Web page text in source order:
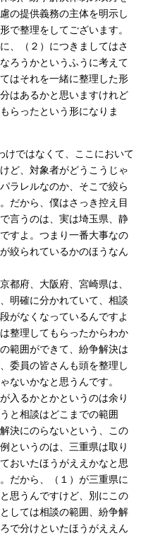
の提供義務の主体を明示し
で整理をしてございます。
、（２）につきましてはさ
ろうかというふうに考えて
はそれを一緒に整理した形
はあるかと思いますけれど
らったという形になりま
ではなくて、ここにおいて
ど、対象者がどうこうじゃ
ラレルなのか、そこで絞ら
だから、僕はさっき控え目
言うのは、実は埼玉県、静
すよ。つまり一番大事なの
絞られているかのほうなん
都府、大阪府、宮崎県は、
明確に分かれていて、相談
がなくなっているんですよ
整理してもらったからわか
範囲ができて、紛争解決は
委員の皆さんも頭を整理し
ないかなと思うんです。
入るかとかというのは余り
と相談はどこまでの範囲
決にのらないという、この
というのは、三重県は取り
おいたほうがええかなと思
だから、（１）が三重県に
思うんですけど、別にこの
しては相談の範囲、紛争解
で分けといたほうがええん